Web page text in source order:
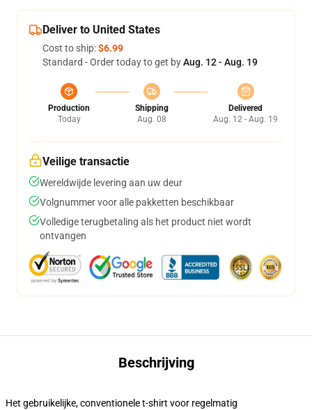
Deliver to United States
Cost to ship:$6.99
Standard - Order today to get byAug. 12 - Aug. 19
Production
Today
Shipping
Aug. 08
Delivered
Aug. 12 - Aug. 19
Veilige transactie
Wereldwijde levering aan uw deur
Volgnummer voor alle pakketten beschikbaar
Volledige terugbetaling als het product niet wordt
ontvangen
Beschrijving
Het gebruikelijke, conventionele t-shirt voor regelmatig